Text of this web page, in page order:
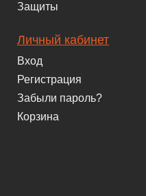
Защиты
Личный кабинет
Вход
Регистрация
Забыли пароль?
Корзина